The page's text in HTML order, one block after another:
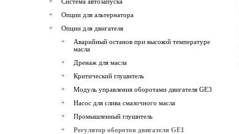
Опции для альтернатора
Опции для двигателя
Аварийный останов при высокой температуре
масла
Дренаж для масла
Критический глушитель
Модуль управления оборотами двигателя GE3
Насос для слива смазочного масла
Промышленный глушитель
Регулятор оборотов двигателя GE1